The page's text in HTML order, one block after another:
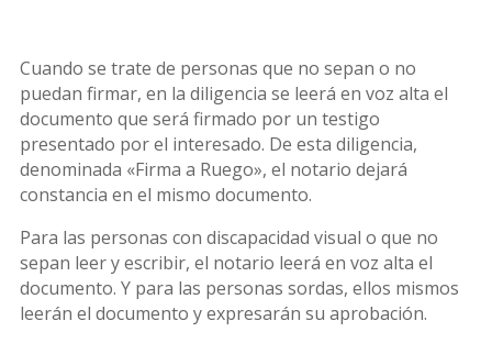
Cuando se trate de personas que no sepan o no
puedan firmar, en la diligencia se leerá en voz alta el
documento que será firmado por un testigo
presentado por el interesado. De esta diligencia,
denominada «Firma a Ruego», el notario dejará
constancia en el mismo documento.
Para las personas con discapacidad visual o que no
sepan leer y escribir, el notario leerá en voz alta el
documento. Y para las personas sordas, ellos mismos
leerán el documento y expresarán su aprobación.